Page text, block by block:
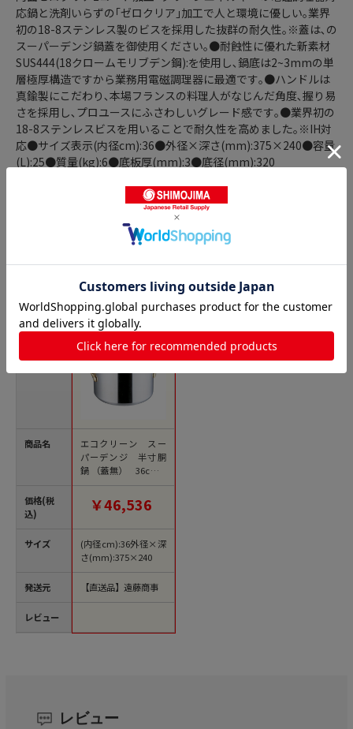
応鍋と洗剤いらずの｢ゼロクリア｣加工で人と環境に優しい｡業界
初の18-8ステンレス製のビスを採用した抜群の耐久性｡※蓋は､ の
スーパーデンジ鍋蓋を御使用ください｡●耐蝕性に優れた新素材
SUS444(18クロームモリブデン鋼):を使用し､鍋底は2~3mmの単
層極厚構造ですから業務用電磁調理器に最適です｡●ハンドルは
真鍮製にこだわり､本場フランスの料理人がなじんだ角度､握り易
さを採用し､プロユースにふさわしいグレード感です｡●業界初の
18-8ステンレスビスを用いることで耐久性を高めました｡※IH対
応●サイズ表示(内径cm):36●外径×深さ(mm):375×240●容量
(L):25●質量(kg):6●底板厚(mm):3●底径(mm):320
半寸胴鍋の人気商品との比較
商品名
価格(税
込)
サイズ
発送元
レビュー
エコクリーン スー
パーデンジ 半寸胴
鍋 （蓋無） 36cm 1
箱（ご注文単位1箱）
【直送品】
￥46,536
(内径cm):36外径×深
さ(mm):375×240
【直送品】遠藤商事
レビュー